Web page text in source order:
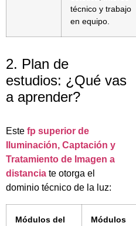
técnico y trabajo
en equipo.
2. Plan de
estudios: ¿Qué vas
a aprender?
Este fp superior de
Iluminación, Captación y
Tratamiento de Imagen a
distancia te otorga el
dominio técnico de la luz:
Módulos del
Módulos